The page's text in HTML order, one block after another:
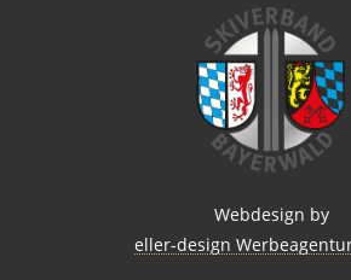
Webdesign by
eller-design